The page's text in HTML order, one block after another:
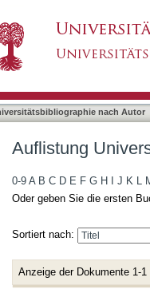
nach Autor
Auflistung
0-9 A B C D E F G H J K L
Oder geben Sie die ersten
Sortiert nach:
Anzeige der Dokumente 1-1